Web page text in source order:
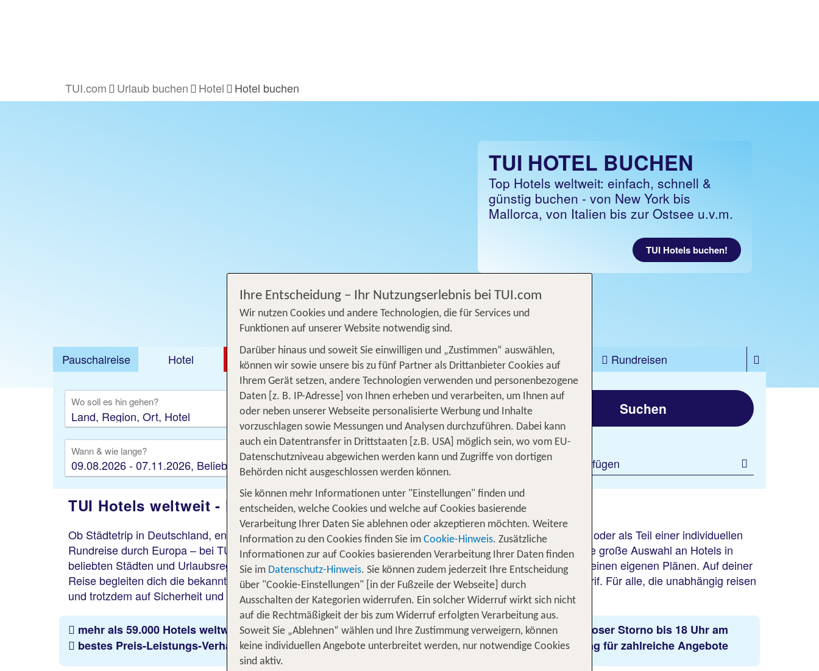
TUI.com Urlaub buchen Hotel Hotel buchen
TUI HOTEL BUCHEN
Top Hotels weltweit: einfach, schnell &
günstig buchen - von New York bis
Mallorca, von Italien bis zur Ostsee u.v.m.
TUI Hotels buchen!
Pauschalreise Hotel DEALS Flug Ferienhaus Mietwagen Kreuzfahrten
Rundreisen
Ausflüge
Camper Privattransfer Zusatzleistungen
Wo soll es hin gehen?
Flug hinzufügen
Wann & wie lange?
09.08.2026 - 07.11.2026, Beliebig
Wer reist mit?
2 Erwachsene
Suchen
Filter hinzufügen
TUI Hotels weltweit - Flexibel und günstig deinen Hotelurlaub buchen
Ob Städtetrip in Deutschland, entspannter Wellnessurlaub an der Nord- oder Ostsee, Auszeit in den Bergen oder als Teil einer individuellen
Rundreise durch Europa – bei TUI kannst du dein Hotel ganz einfach auch ohne Flug buchen. Entdecke eine große Auswahl an Hotels in
beliebten Städten und Urlaubsregionen in Deutschland und Europa und gestalte deine Reise flexibel nach deinen eigenen Plänen. Auf deiner
Reise begleiten dich die bekannten Vorteile eines TUI Urlaubs, u.a.flexible Stornomöglichkeiten dank Flextarif. Für alle, die unabhängig reisen
und trotzdem auf Sicherheit und Komfort setzen möchten.
mehr als 59.000 Hotels weltweit
bestes Preis-Leistungs-Verhältnis
Reisen nach der Buchung 3 Tage
kostenlos stornierbar alle Infos
kostenloser Storno bis 18 Uhr am
Anreisetag für zahlreiche Angebote
Ihre Entscheidung – Ihr Nutzungserlebnis bei TUI.com
Wir nutzen Cookies und andere Technologien, die für Services und
Funktionen auf unserer Website notwendig sind.
Darüber hinaus und soweit Sie einwilligen und „Zustimmen“ auswählen,
können wir sowie unsere bis zu fünf Partner als Drittanbieter Cookies auf
Ihrem Gerät setzen, andere Technologien verwenden und personenbezogene
Daten [z. B. IP-Adresse] von Ihnen erheben und verarbeiten, um Ihnen auf
oder neben unserer Webseite personalisierte Werbung und Inhalte
vorzuschlagen sowie Messungen und Analysen durchzuführen. Dabei kann
auch ein Datentransfer in Drittstaaten [z.B. USA] möglich sein, wo vom EU-
Datenschutzniveau abgewichen werden kann und Zugriffe von dortigen
Behörden nicht ausgeschlossen werden können.
Sie können mehr Informationen unter "Einstellungen" finden und
entscheiden, welche Cookies und welche auf Cookies basierende
Verarbeitung Ihrer Daten Sie ablehnen oder akzeptieren möchten. Weitere
Information zu den Cookies finden Sie im Cookie-Hinweis. Zusätzliche
Informationen zur auf Cookies basierenden Verarbeitung Ihrer Daten finden
Sie im Datenschutz-Hinweis. Sie können zudem jederzeit Ihre Entscheidung
über "Cookie-Einstellungen" [in der Fußzeile der Webseite] durch
Ausschalten der Kategorien widerrufen. Ein solcher Widerruf wirkt sich nicht
auf die Rechtmäßigkeit der bis zum Widerruf erfolgten Verarbeitung aus.
Soweit Sie „Ablehnen“ wählen und Ihre Zustimmung verweigern, können
keine individuellen Angebote unterbreitet werden, nur notwendige Cookies
sind aktiv.